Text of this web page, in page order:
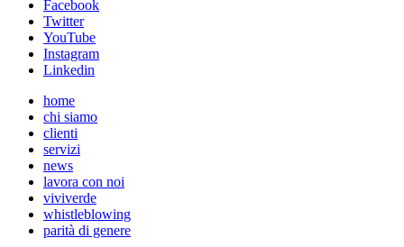
Facebook
Twitter
YouTube
Instagram
Linkedin
home
chi siamo
clienti
servizi
news
lavora con noi
viviverde
whistleblowing
parità di genere